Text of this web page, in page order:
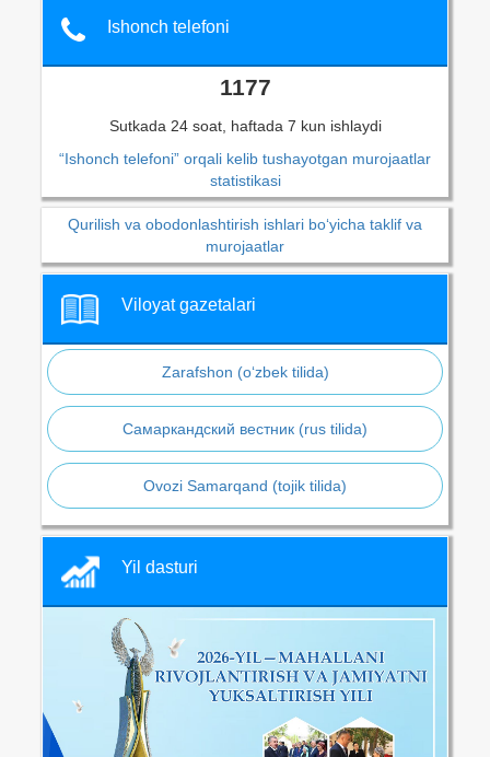
Ishonch telefoni
1177
Sutkada 24 soat, haftada 7 kun ishlaydi
“Ishonch telefoni” orqali kelib tushayotgan murojaatlar
statistikasi
Qurilish va obodonlashtirish ishlari bo‘yicha taklif va
murojaatlar
Viloyat gazetalari
Zarafshon (o‘zbek tilida)
Самаркандский вестник (rus tilida)
Ovozi Samarqand (tojik tilida)
Yil dasturi